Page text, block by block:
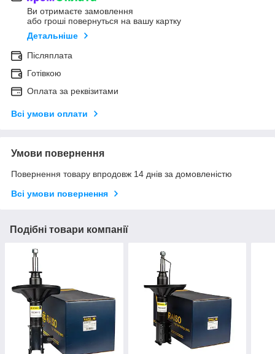
Ви отримаєте замовлення
або гроші повернуться на вашу картку
Детальніше
Післяплата
Готівкою
Оплата за реквізитами
Всі умови оплати
Умови повернення
Повернення товару впродовж 14 днів за домовленістю
Всі умови повернення
Подібні товари компанії